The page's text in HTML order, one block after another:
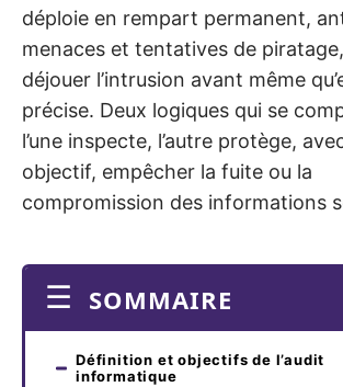
déploie en rempart permanent,
menaces et tentatives de
déjouer l’intrusion avant même
précise. Deux logiques qui se
l’une inspecte, l’autre protège,
objectif, empêcher la fuite ou la
compromission des informations
SOMMAIRE
Définition et objectifs de l’audit
informatique